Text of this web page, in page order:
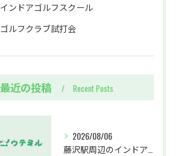
インドアゴルフスクール
ゴルフクラブ試打会
最近の投稿 Recent Posts
2026/08/06